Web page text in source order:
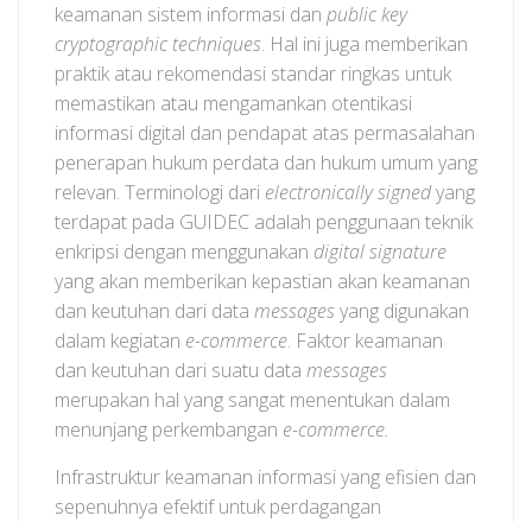
keamanan sistem informasi dan public key
cryptographic techniques. Hal ini juga memberikan
praktik atau rekomendasi standar ringkas untuk
memastikan atau mengamankan otentikasi
informasi digital dan pendapat atas permasalahan
penerapan hukum perdata dan hukum umum yang
relevan. Terminologi dari electronically signedyang
terdapat pada GUIDEC adalah penggunaan teknik
enkripsi dengan menggunakan digital signature
yang akan memberikan kepastian akan keamanan
dan keutuhan dari data messagesyang digunakan
dalam kegiatan e-commerce. Faktor keamanan
dan keutuhan dari suatu data messages
merupakan hal yang sangat menentukan dalam
menunjang perkembangan e-commerce.
Infrastruktur keamanan informasi yang efisien dan
sepenuhnya efektif untuk perdagangan